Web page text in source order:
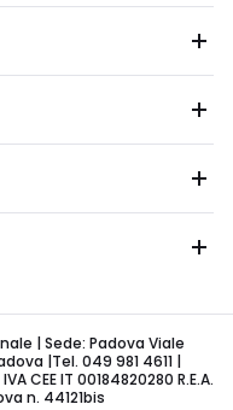
| Sede: Padova Viale
|Tel. 049 981 4611 |
CEE IT 00184820280 R.E.A.
n. 44121bis